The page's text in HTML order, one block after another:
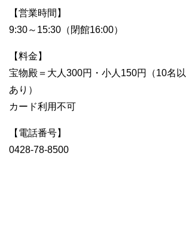
【営業時間】
9:30～15:30（閉館16:00）
【料金】
宝物殿＝大人300円・小人150円（10名以
あり）
カード利用不可
【電話番号】
0428-78-8500